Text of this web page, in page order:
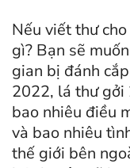
Nếu viết thư
gì? Bạn sẽ
gian bị đánh
2022, lá thư gởi
bao nhiêu điều
và bao nhiêu
thế giới bên